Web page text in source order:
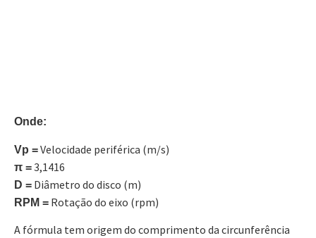
Onde:
Vp =Velocidade periférica (m/s)
π =3,1416
D = Diâmetro do disco (m)
RPM = Rotação do eixo (rpm)
A fórmula tem origem do comprimento da circunferência